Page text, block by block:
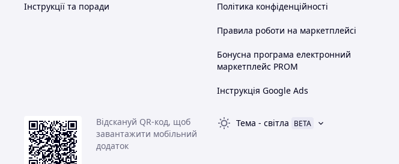
Інструкції та поради Політика конфіденційності
Правила роботи на маркетплейсі
Бонусна програма електронний
маркетплейс PROM
Інструкція Google Ads
Відскануй QR-код, щоб
завантажити мобільний
додаток
Тема - світла BETA